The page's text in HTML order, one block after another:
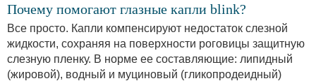
Почему помогают глазные капли blink?
Все просто. Капли компенсируют недостаток слезной
жидкости, сохраняя на поверхности роговицы защитную
слезную пленку. В норме ее составляющие: липидный
(жировой), водный и муциновый (гликопродеидный)